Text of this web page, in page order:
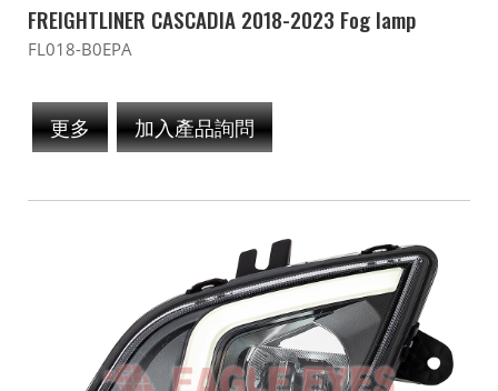
FREIGHTLINER CASCADIA 2018-2023 Fog lamp
FL018-B0EPA
更多 加入產品詢問